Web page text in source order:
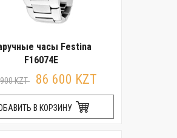
часы Festina
F16074E
KZT 86 600 KZT
В КОРЗИНУ